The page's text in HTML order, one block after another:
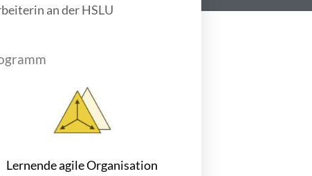
an der HSLU
Lernende agile Organisation